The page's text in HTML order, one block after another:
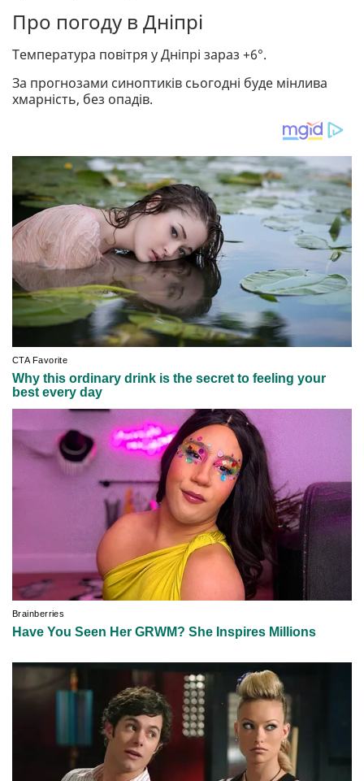
Про погоду в Дніпрі
Температура повітря у Дніпрі зараз +6°.
За прогнозами синоптиків сьогодні буде мінлива
хмарність, без опадів.